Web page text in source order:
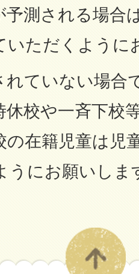
予測される場合
いただくように
ていない場合
休校や一斉下校
の在籍児童は児
うにお願いしま